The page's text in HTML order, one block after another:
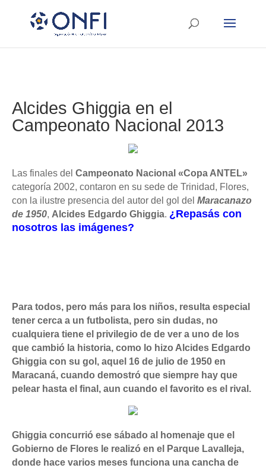
Alcides Ghiggia en el
Campeonato Nacional 2013
Las finales del Campeonato Nacional «Copa ANTEL»
categoría 2002, contaron en su sede de Trinidad, Flores,
con la ilustre presencia del autor del gol del Maracanazo
de 1950, Alcides Edgardo Ghiggia. ¿Repasás con
nosotros las imágenes?
Para todos, pero más para los niños, resulta especial
tener cerca a un futbolista, pero sin dudas, no
cualquiera tiene el privilegio de de ver a uno de los
que cambió la historia, como lo hizo Alcides Edgardo
Ghiggia con su gol, aquel 16 de julio de 1950 en
Maracaná, cuando demostró que siempre hay que
pelear hasta el final, aun cuando el favorito es el rival.
Ghiggia concurrió ese sábado al homenaje que el
Gobierno de Flores le realizó en el Parque Lavalleja,
donde hace varios meses funciona una cancha de